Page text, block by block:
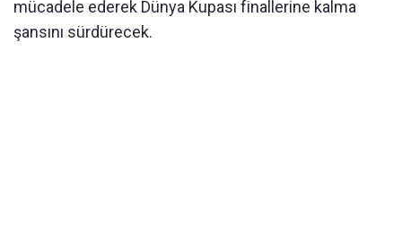
mücadele ederek Dünya Kupası finallerine kalma
şansını sürdürecek.